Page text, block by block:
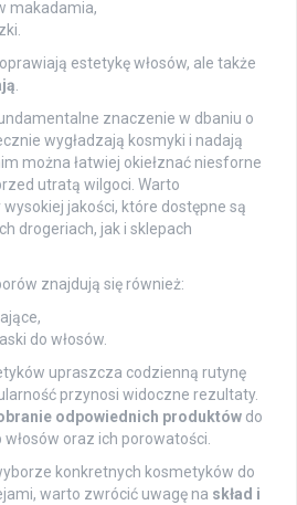
makadamia,
estetykę włosów, ale także
znaczenie w dbaniu o
wygładzają kosmyki i nadają
można łatwiej okiełznać niesforne
utratą wilgoci. Warto
jakości, które dostępne są
drogeriach, jak i sklepach
znajdują się również:
do włosów.
upraszcza codzienną rutynę
przynosi widoczne rezultaty.
odpowiednich produktów do
oraz ich porowatości.
konkretnych kosmetyków do
warto zwrócić uwagę na skład i